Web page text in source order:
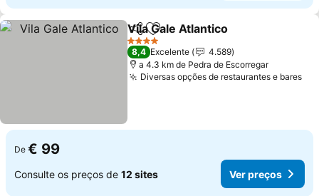
PartilharAdicionar aos favoritos
Vila Gale Atlantico
4 Estrelas
8,4 Excelente
4.589
a 4.3 km de Pedra de Escorregar
Diversas opções de restaurantes e bares
De € 99
Consulte os preços de 12 sites Ver preços